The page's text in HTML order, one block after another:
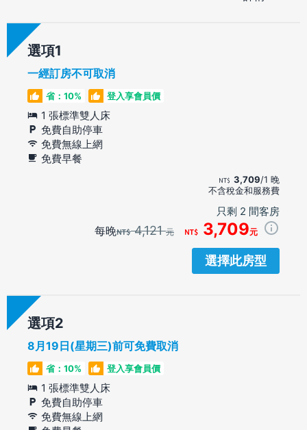
選項
一經訂房不可取消
省：10% 登入享會員價
1 張標準雙人床
免費自助停車
免費無線上網
免費早餐
3,709/1 晚
不含稅金和服務費
只剩 2 間客房
每晚 4,121元 3,709元
選擇此房型
選項
8月19日(星期三)前可免費取消
省：10% 登入享會員價
1 張標準雙人床
免費自助停車
免費無線上網